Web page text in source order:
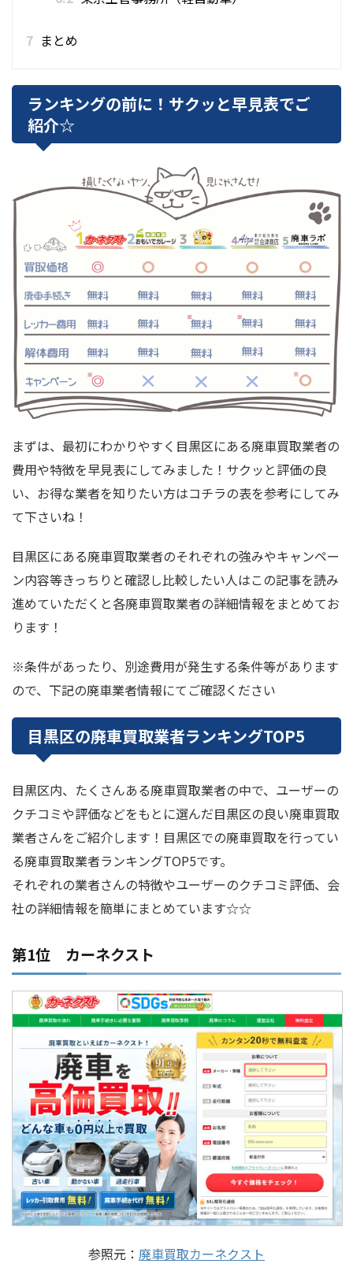
7 まとめ
ランキングの前に！サクッと早見表でご
紹介☆
まずは、最初にわかりやすく目黒区にある廃車買取業者の
費用や特徴を早見表にしてみました！サクッと評価の良
い、お得な業者を知りたい方はコチラの表を参考にしてみ
て下さいね！
目黒区にある廃車買取業者のそれぞれの強みやキャンペー
ン内容等きっちりと確認し比較したい人はこの記事を読み
進めていただくと各廃車買取業者の詳細情報をまとめてお
ります！
※条件があったり、別途費用が発生する条件等があります
ので、下記の廃車業者情報にてご確認ください
目黒区の廃車買取業者ランキングTOP5
目黒区内、たくさんある廃車買取業者の中で、ユーザーの
クチコミや評価などをもとに選んだ目黒区の良い廃車買取
業者さんをご紹介します！目黒区での廃車買取を行ってい
る廃車買取業者ランキングTOP5です。
それぞれの業者さんの特徴やユーザーのクチコミ評価、会
社の詳細情報を簡単にまとめています☆☆
第1位 カーネクスト
参照元： 廃車買取カーネクスト